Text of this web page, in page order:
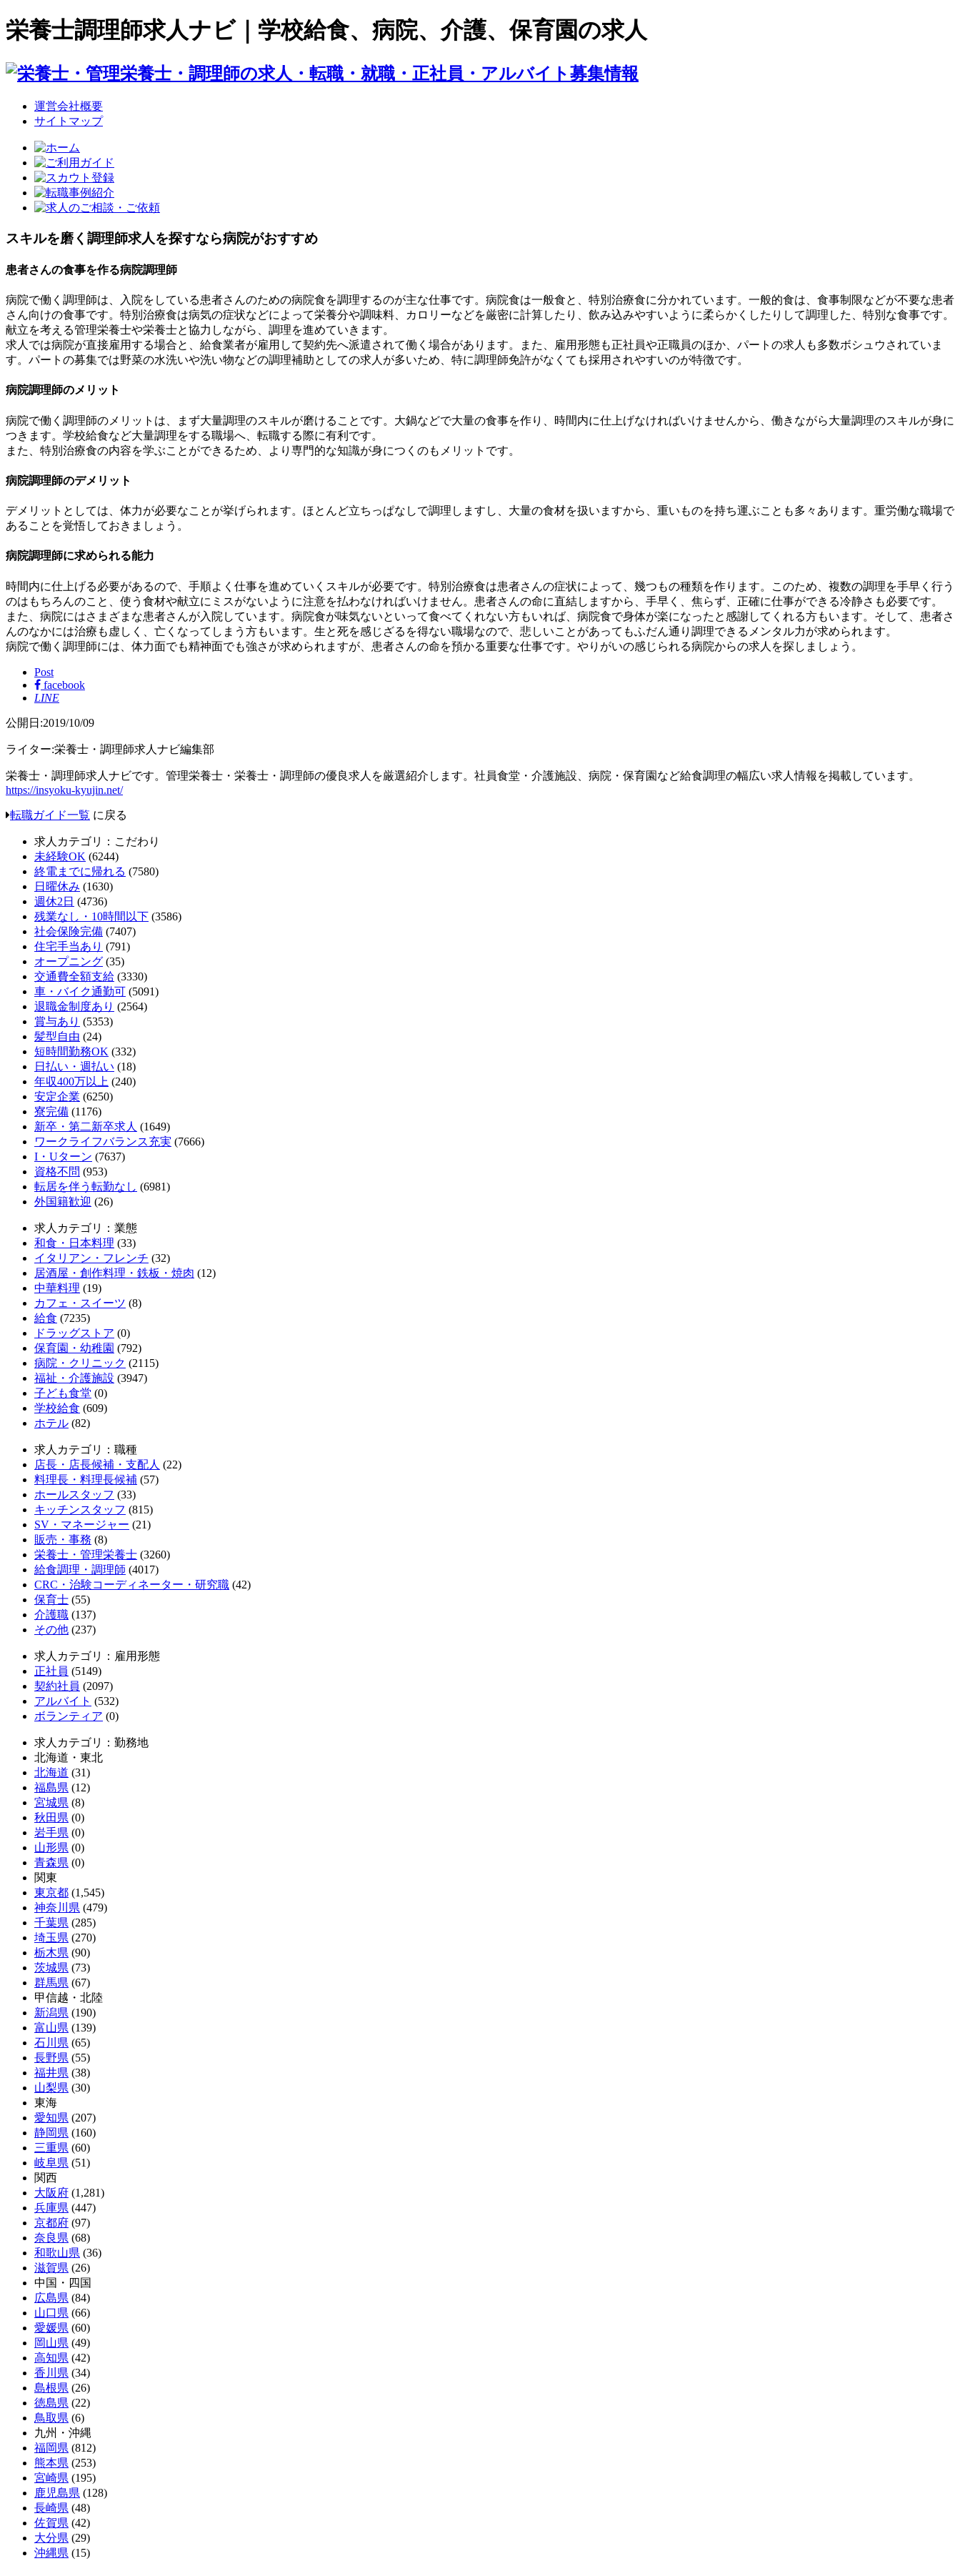
栄養士調理師求人ナビ｜学校給食、病院、介護、保育園の求人
運営会社概要
サイトマップ
スキルを磨く調理師求人を探すなら病院がおすすめ
患者さんの食事を作る病院調理師
病院で働く調理師は、入院をしている患者さんのための病院食を調理するのが主な仕事です。病院食は一般食と、特別治療食に分かれています。一般的食は、食事制限などが不要な患者
さん向けの食事です。特別治療食は病気の症状などによって栄養分や調味料、カロリーなどを厳密に計算したり、飲み込みやすいように柔らかくしたりして調理した、特別な食事です。
献立を考える管理栄養士や栄養士と協力しながら、調理を進めていきます。
求人では病院が直接雇用する場合と、給食業者が雇用して契約先へ派遣されて働く場合があります。また、雇用形態も正社員や正職員のほか、パートの求人も多数ボシュウされていま
す。パートの募集では野菜の水洗いや洗い物などの調理補助としての求人が多いため、特に調理師免許がなくても採用されやすいのが特徴です。
病院調理師のメリット
病院で働く調理師のメリットは、まず大量調理のスキルが磨けることです。大鍋などで大量の食事を作り、時間内に仕上げなければいけませんから、働きながら大量調理のスキルが身に
つきます。学校給食など大量調理をする職場へ、転職する際に有利です。
また、特別治療食の内容を学ぶことができるため、より専門的な知識が身につくのもメリットです。
病院調理師のデメリット
デメリットとしては、体力が必要なことが挙げられます。ほとんど立ちっぱなしで調理しますし、大量の食材を扱いますから、重いものを持ち運ぶことも多々あります。重労働な職場で
あることを覚悟しておきましょう。
病院調理師に求められる能力
時間内に仕上げる必要があるので、手順よく仕事を進めていくスキルが必要です。特別治療食は患者さんの症状によって、幾つもの種類を作ります。このため、複数の調理を手早く行う
のはもちろんのこと、使う食材や献立にミスがないように注意を払わなければいけません。患者さんの命に直結しますから、手早く、焦らず、正確に仕事ができる冷静さも必要です。
また、病院にはさまざまな患者さんが入院しています。病院食が味気ないといって食べてくれない方もいれば、病院食で身体が楽になったと感謝してくれる方もいます。そして、患者さ
んのなかには治療も虚しく、亡くなってしまう方もいます。生と死を感じざるを得ない職場なので、悲しいことがあってもふだん通り調理できるメンタル力が求められます。
病院で働く調理師には、体力面でも精神面でも強さが求められますが、患者さんの命を預かる重要な仕事です。やりがいの感じられる病院からの求人を探しましょう。
Post
facebook
LINE
公開日:2019/10/09
ライター:栄養士・調理師求人ナビ編集部
栄養士・調理師求人ナビです。管理栄養士・栄養士・調理師の優良求人を厳選紹介します。社員食堂・介護施設、病院・保育園など給食調理の幅広い求人情報を掲載しています。
https://insyoku-kyujin.net/
転職ガイド一覧 に戻る
求人カテゴリ：こだわり
未経験OK (6244)
終電までに帰れる (7580)
日曜休み (1630)
週休2日 (4736)
残業なし・10時間以下 (3586)
社会保険完備 (7407)
住宅手当あり (791)
オープニング (35)
交通費全額支給 (3330)
車・バイク通勤可 (5091)
退職金制度あり (2564)
賞与あり (5353)
髪型自由 (24)
短時間勤務OK (332)
日払い・週払い (18)
年収400万以上 (240)
安定企業 (6250)
寮完備 (1176)
新卒・第二新卒求人 (1649)
ワークライフバランス充実 (7666)
I・Uターン (7637)
資格不問 (953)
転居を伴う転勤なし (6981)
外国籍歓迎 (26)
求人カテゴリ：業態
和食・日本料理 (33)
イタリアン・フレンチ (32)
居酒屋・創作料理・鉄板・焼肉 (12)
中華料理 (19)
カフェ・スイーツ (8)
給食 (7235)
ドラッグストア (0)
保育園・幼稚園 (792)
病院・クリニック (2115)
福祉・介護施設 (3947)
子ども食堂 (0)
学校給食 (609)
ホテル (82)
求人カテゴリ：職種
店長・店長候補・支配人 (22)
料理長・料理長候補 (57)
ホールスタッフ (33)
キッチンスタッフ (815)
SV・マネージャー (21)
販売・事務 (8)
栄養士・管理栄養士 (3260)
給食調理・調理師 (4017)
CRC・治験コーディネーター・研究職 (42)
保育士 (55)
介護職 (137)
その他 (237)
求人カテゴリ：雇用形態
正社員 (5149)
契約社員 (2097)
アルバイト (532)
ボランティア (0)
求人カテゴリ：勤務地
北海道・東北
北海道 (31)
福島県 (12)
宮城県 (8)
秋田県 (0)
岩手県 (0)
山形県 (0)
青森県 (0)
関東
東京都 (1,545)
神奈川県 (479)
千葉県 (285)
埼玉県 (270)
栃木県 (90)
茨城県 (73)
群馬県 (67)
甲信越・北陸
新潟県 (190)
富山県 (139)
石川県 (65)
長野県 (55)
福井県 (38)
山梨県 (30)
東海
愛知県 (207)
静岡県 (160)
三重県 (60)
岐阜県 (51)
関西
大阪府 (1,281)
兵庫県 (447)
京都府 (97)
奈良県 (68)
和歌山県 (36)
滋賀県 (26)
中国・四国
広島県 (84)
山口県 (66)
愛媛県 (60)
岡山県 (49)
高知県 (42)
香川県 (34)
島根県 (26)
徳島県 (22)
鳥取県 (6)
九州・沖縄
福岡県 (812)
熊本県 (253)
宮崎県 (195)
鹿児島県 (128)
長崎県 (48)
佐賀県 (42)
大分県 (29)
沖縄県 (15)